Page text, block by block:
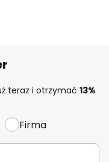
teraz i otrzymać 13%
Firma